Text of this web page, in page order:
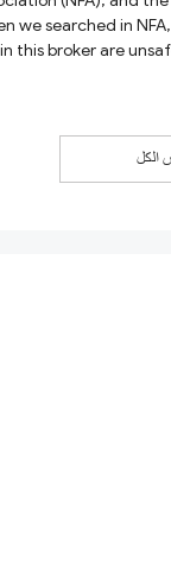
we searched in
this broker are